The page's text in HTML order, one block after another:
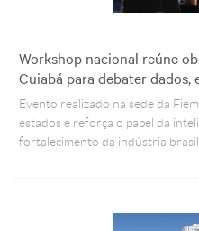
Workshop nacional reúne
Cuiabá para debater
Evento realizado na sede da
estados e reforça o papel da
fortalecimento da indústria